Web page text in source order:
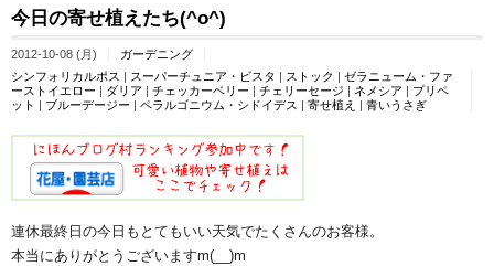
今日の寄せ植えたち(^o^)
2012-10-08 (月)
ガーデニング
シンフォリカルポス | スーパーチュニア・ビスタ | ストック | ゼラニューム・ファ
ーストイエロー | ダリア | チェッカーベリー | チェリーセージ | ネメシア | プリペ
ット | ブルーデージー | ペラルゴニウム・シドイデス | 寄せ植え | 青いうさぎ
連休最終日の今日もとてもいい天気でたくさんのお客様。
本当にありがとうございますm(__)m